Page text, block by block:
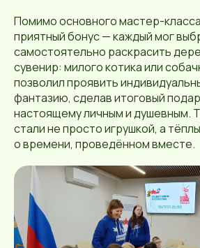
Помимо основного мастер-
приятный бонус — каждый мог
самостоятельно раскрасить
сувенир: милого котика или
позволил проявить
фантазию, сделав итоговый
настоящему личным и душевным.
стали не просто игрушкой, а
о времени, проведённом вместе.